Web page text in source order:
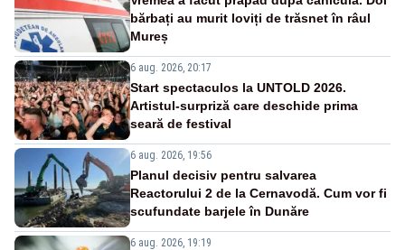
bărbați au murit loviți de trăsnet în râul
Mureș
6 aug. 2026, 20:17
Start spectaculos la UNTOLD 2026.
Artistul-surpriză care deschide prima
seară de festival
6 aug. 2026, 19:56
Planul decisiv pentru salvarea
Reactorului 2 de la Cernavodă. Cum vor fi
scufundate barjele în Dunăre
6 aug. 2026, 19:19